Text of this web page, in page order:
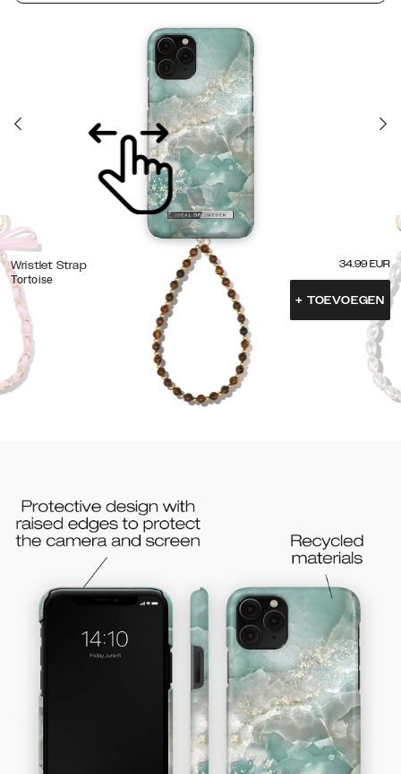
Wristlet Strap
Tortoise
34.99 EUR
+ TOEVOEGEN